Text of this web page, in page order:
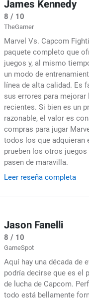
James Kennedy
8 / 10
TheGamer
Marvel Vs. Capcom
paquete completo que
juegos y, al mismo
un modo de
línea de alta calidad. Es
sus errores para
recientes. Si bien es un
razonable, el valor es
compras para jugar
todos los que adquieran
prueben los otros
pasen de maravilla.
Leer reseña completa
Jason Fanelli
8 / 10
GameSpot
Aquí hay una década de
podría decirse que es el
de lucha de Capcom.
todo está bellamente